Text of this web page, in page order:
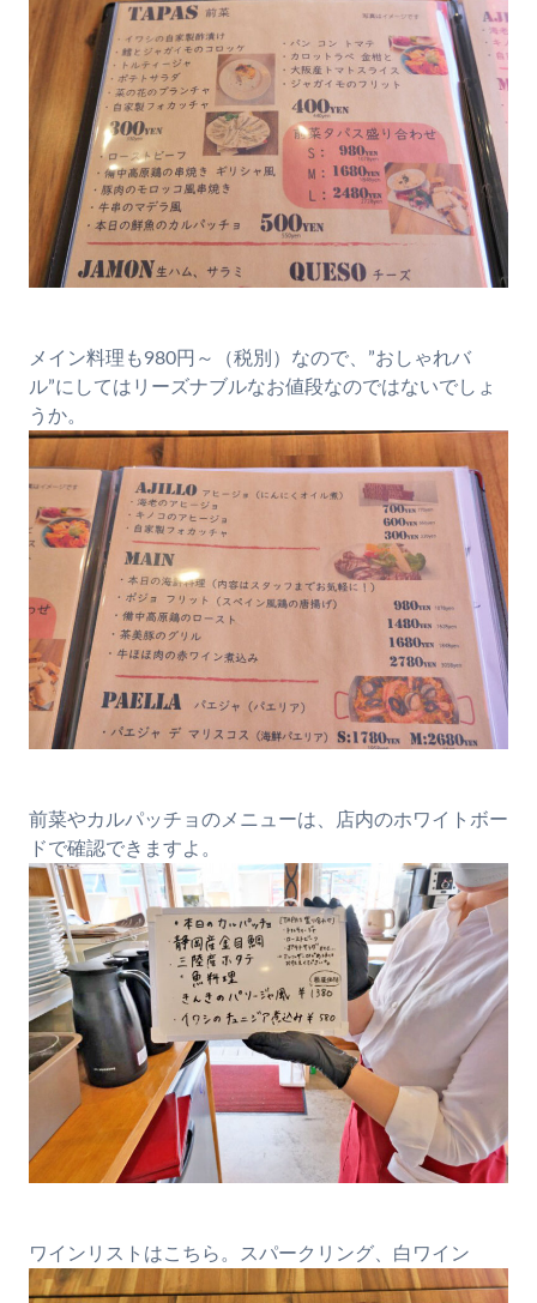
メイン料理も980円～（税別）なので、”おしゃれバ
ル”にしてはリーズナブルなお値段なのではないでしょ
うか。
前菜やカルパッチョのメニューは、店内のホワイトボー
ドで確認できますよ。
ワインリストはこちら。スパークリング、白ワイン